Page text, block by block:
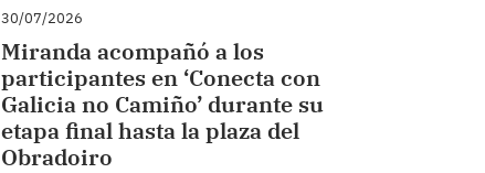
30/07/2026
Miranda acompañó a los
participantes en ‘Conecta con
Galicia no Camiño’ durante su
etapa final hasta la plaza del
Obradoiro